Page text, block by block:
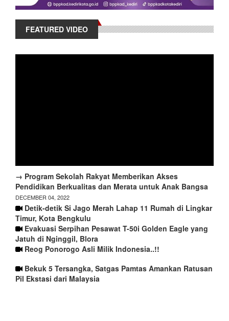
FEATURED VIDEO
→ Program Sekolah Rakyat Memberikan Akses
Pendidikan Berkualitas dan Merata untuk Anak Bangsa
DECEMBER 04, 2022
Detik-detik Si Jago Merah Lahap 11 Rumah di Lingkar
Timur, Kota Bengkulu
Evakuasi Serpihan Pesawat T-50i Golden Eagle yang
Jatuh di Nginggil, Blora
Reog Ponorogo Asli Milik Indonesia..!!
Bekuk 5 Tersangka, Satgas Pamtas Amankan Ratusan
Pil Ekstasi dari Malaysia